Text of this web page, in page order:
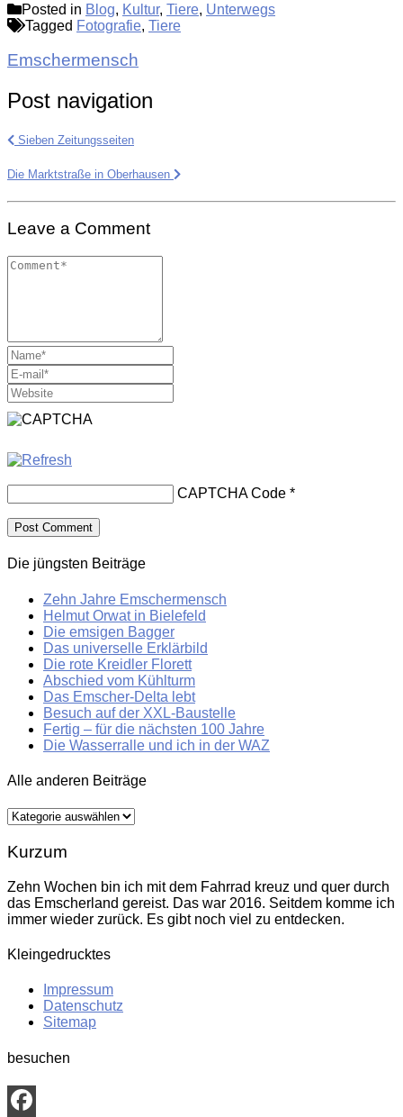
Posted in Blog, Kultur, Tiere, Unterwegs
Tagged Fotografie, Tiere
Emschermensch
Post navigation
Sieben Zeitungsseiten
Die Marktstraße in Oberhausen
Leave a Comment
CAPTCHA Code *
Die jüngsten Beiträge
Zehn Jahre Emschermensch
Helmut Orwat in Bielefeld
Die emsigen Bagger
Das universelle Erklärbild
Die rote Kreidler Florett
Abschied vom Kühlturm
Das Emscher-Delta lebt
Besuch auf der XXL-Baustelle
Fertig – für die nächsten 100 Jahre
Die Wasserralle und ich in der WAZ
Alle anderen Beiträge
Alle
Beiträge
Kurzum
Zehn Wochen bin ich mit dem Fahrrad kreuz und quer durch
das Emscherland gereist. Das war 2016. Seitdem komme ich
immer wieder zurück. Es gibt noch viel zu entdecken.
Kleingedrucktes
Impressum
Datenschutz
Sitemap
besuchen